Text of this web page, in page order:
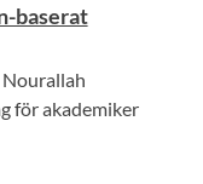
baserat
för akademiker